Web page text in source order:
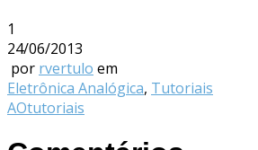
1
24/06/2013
por rvertulo em
Eletrônica Analógica, Tutoriais
AOtutoriais